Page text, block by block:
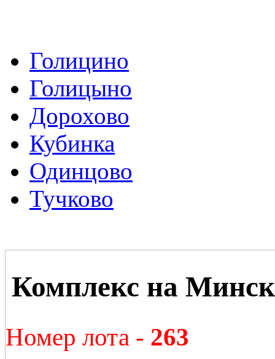
Голицино
Голицыно
Дорохово
Кубинка
Одинцово
Тучково
Комплекс на
Номер лота - 263